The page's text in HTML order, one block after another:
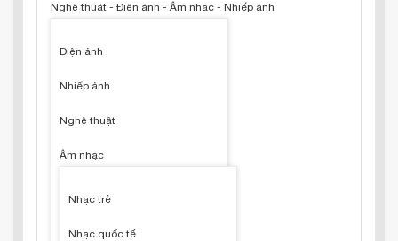
Nghệ thuật - Điện ảnh - Âm nhạc - Nhiếp ảnh
Điện ảnh
Nhiếp ảnh
Nghệ thuật
Âm nhạc
Nhạc trẻ
Nhạc quốc tế